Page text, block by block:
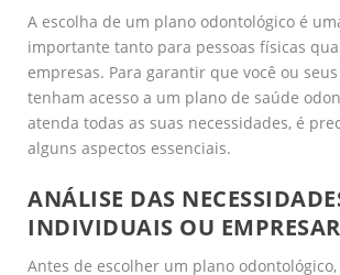
A escolha de um plano odontológico é
importante tanto para pessoas físicas
empresas. Para garantir que você ou
tenham acesso a um plano de saúde
atenda todas as suas necessidades, é
alguns aspectos essenciais.
ANÁLISE DAS
INDIVIDUAIS OU
Antes de escolher um plano